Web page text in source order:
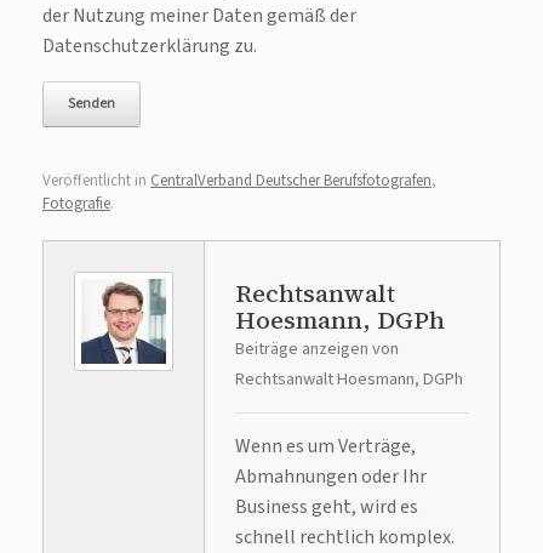
der Nutzung meiner Daten gemäß der
Datenschutzerklärung zu.
Veröffentlicht in CentralVerband Deutscher Berufsfotografen,
Fotografie.
Rechtsanwalt
Hoesmann, DGPh
Beiträge anzeigen von
Rechtsanwalt Hoesmann, DGPh
Wenn es um Verträge,
Abmahnungen oder Ihr
Business geht, wird es
schnell rechtlich komplex.